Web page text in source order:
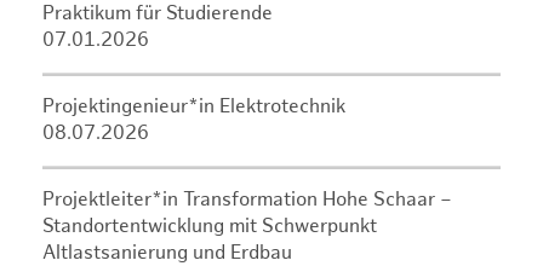
Praktikum für Studierende
07.01.2026
Projektingenieur*in Elektrotechnik
08.07.2026
Projektleiter*in Transformation Hohe Schaar –
Standortentwicklung mit Schwerpunkt
Altlastsanierung und Erdbau